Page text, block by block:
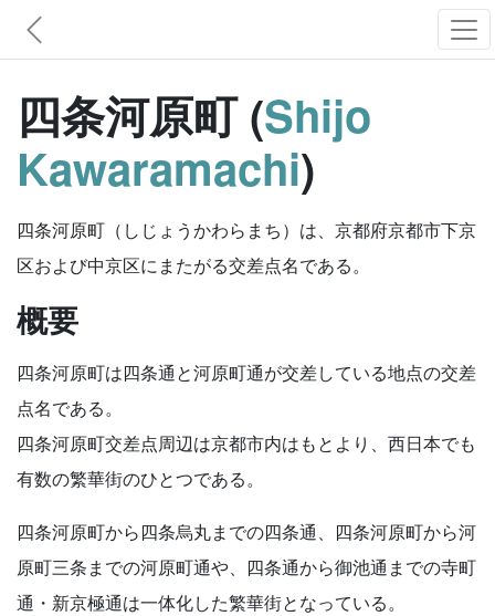
四条河原町 (Shijo
Kawaramachi)
四条河原町（しじょうかわらまち）は、京都府京都市下京
区および中京区にまたがる交差点名である。
概要
四条河原町は四条通と河原町通が交差している地点の交差
点名である。
四条河原町交差点周辺は京都市内はもとより、西日本でも
有数の繁華街のひとつである。
四条河原町から四条烏丸までの四条通、四条河原町から河
原町三条までの河原町通や、四条通から御池通までの寺町
通・新京極通は一体化した繁華街となっている。